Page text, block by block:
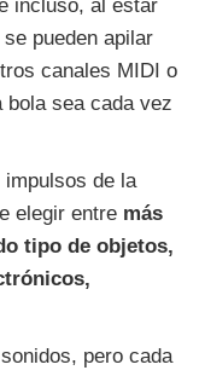
incluso, al estar
pueden apilar
canales MIDI o
bola sea cada vez
de la
elegir entre más
tipo de objetos,
pero cada